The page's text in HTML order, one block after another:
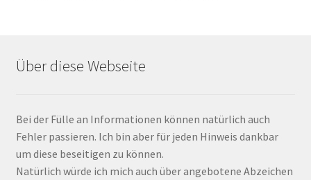
Über diese Webseite
Bei der Fülle an Informationen können natürlich auch
Fehler passieren. Ich bin aber für jeden Hinweis dankbar
um diese beseitigen zu können.
Natürlich würde ich mich auch über angebotene Abzeichen